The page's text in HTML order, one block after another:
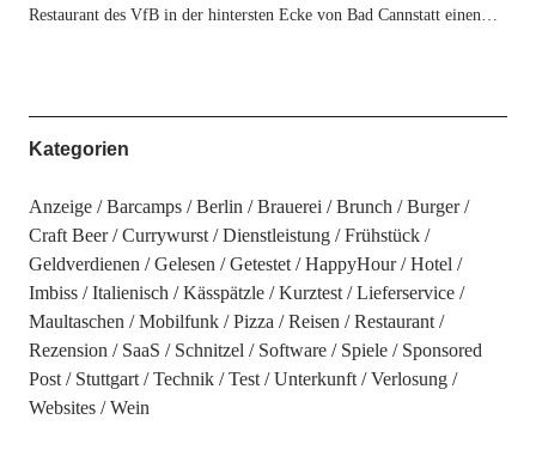
Restaurant des VfB in der hintersten Ecke von Bad Cannstatt einen…
Kategorien
Anzeige Barcamps Berlin Brauerei Brunch
Burger
Craft Beer
Currywurst Dienstleistung
Frühstück
Geldverdienen
Gelesen Getestet HappyHour
Hotel
Imbiss
Italienisch Kässpätzle Kurztest
Lieferservice
Maultaschen
Mobilfunk Pizza Reisen
Restaurant
Rezension
SaaS Schnitzel Software Spiele
Sponsored
Post
Stuttgart Technik Test Unterkunft
Verlosung
Websites
Wein